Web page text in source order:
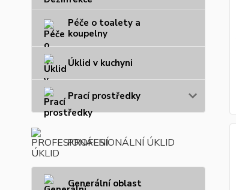
Péče o toalety a
koupelny
Úklid v kuchyni
Prací prostředky
PROFESIONÁLNÍ ÚKLID
Generální oblast